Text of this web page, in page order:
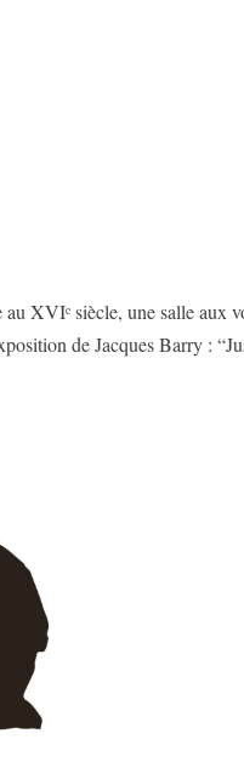
XVIᵉ siècle, une salle aux
de Jacques Barry :